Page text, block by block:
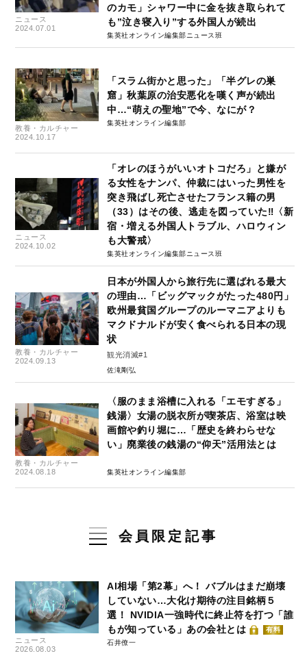
ニュース
2024.07.01
のカモ」シャワー中に金を抜き取られて
も”泣き寝入り”する外国人が続出
集英社オンライン編集部ニュース班
教養・カルチャー
2024.10.17
「スラム街かと思った」「半グレの巣
窟」秋葉原の治安悪化を嘆く声が続出
中…“萌えの聖地”で今、なにが？
集英社オンライン編集部
ニュース
2024.10.02
「オレのほうがいいオトコだろ」と嫌が
る女性をナンパ、仲裁にはいった男性を
突き飛ばし死亡させたフランス籍の男
（33）はその後、逃走を図っていた‼〈新
宿・増える外国人トラブル、ハロウィン
も大警戒〉
集英社オンライン編集部ニュース班
教養・カルチャー
2024.09.13
日本が外国人から旅行先に選ばれる最大
の理由…「ビッグマックがたった480円」
欧州最貧国グループのルーマニアよりも
マクドナルドが安く食べられる日本の現
状
観光消滅#1
佐滝剛弘
教養・カルチャー
2024.08.18
〈服のまま浴槽に入れる「エモすぎる」
銭湯〉女湯の脱衣所が喫茶店、浴室は映
画館や釣り堀に…「歴史を終わらせな
い」廃業後の銭湯の“仰天”活用法とは
集英社オンライン編集部
会員限定記事
ニュース
2026.08.03
AI相場「第2幕」へ！ バブルはまだ崩壊
していない…大化け期待の注目銘柄５
選！ NVIDIA一強時代に終止符を打つ「誰
もが知っている」あの会社とは
有料
石井僚一